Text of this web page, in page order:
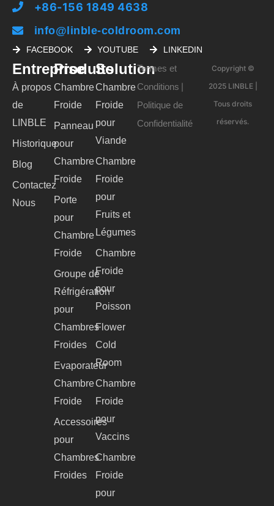
+86-156 1849 4638
info@linble-coldroom.com
FACEBOOK YOUTUBE LINKEDIN
Entreprise
À propos
de
LINBLE
Historique
Blog
Contactez
Nous
Produits
Chambre
Froide
Panneau
pour
Chambre
Froide
Porte
pour
Chambre
Froide
Groupe de
Réfrigération
pour
Chambres
Froides
Evaporateur
Chambre
Froide
Accessoires
pour
Chambres
Froides
Solution
Chambre
Froide
pour
Viande
Chambre
Froide
pour
Fruits et
Légumes
Chambre
Froide
pour
Poisson
Flower
Cold
Room
Chambre
Froide
pour
Vaccins
Chambre
Froide
pour
Termes et
Conditions
Politique de
Confidentialité
Copyright ©
2025 LINBLE |
Tous droits
réservés.